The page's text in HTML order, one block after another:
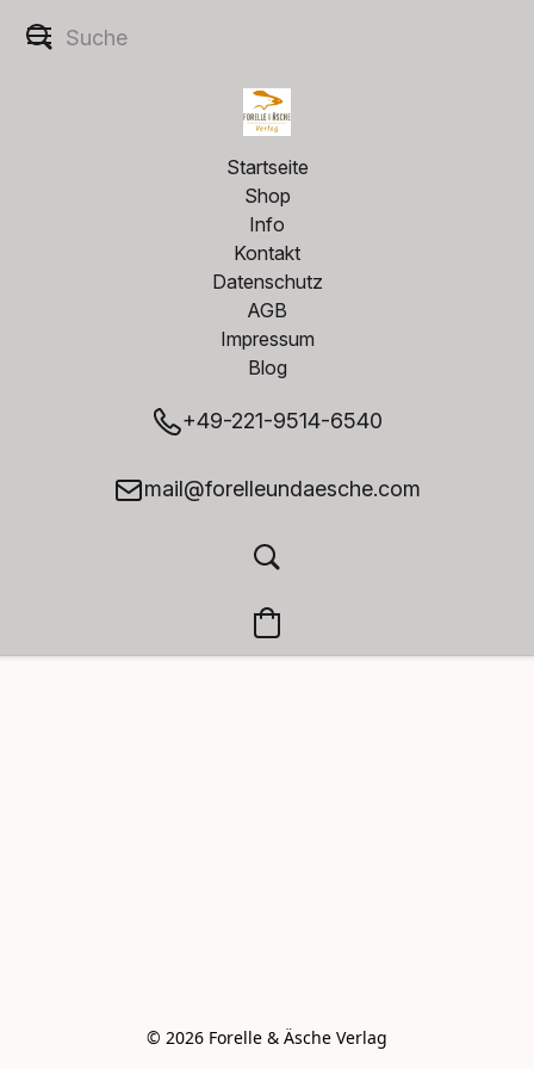
Startseite
Shop
Info
Kontakt
Datenschutz
AGB
Impressum
Blog
+49-221-9514-6540
mail@forelleundaesche.com
© 2026 Forelle & Äsche Verlag